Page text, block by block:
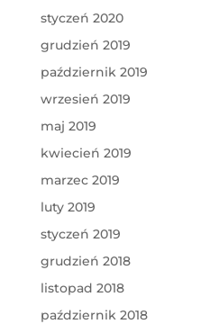
styczeń 2020
grudzień 2019
październik 2019
wrzesień 2019
maj 2019
kwiecień 2019
marzec 2019
luty 2019
styczeń 2019
grudzień 2018
listopad 2018
październik 2018